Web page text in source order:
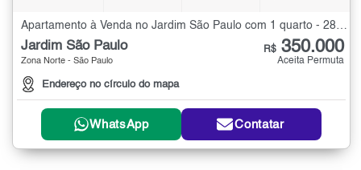
Apartamento à Venda no Jardim São Paulo com 1 quarto - 28 m²
Jardim São Paulo
Zona Norte - São Paulo
Endereço no círculo do mapa
R$ 350.000
Aceita Permuta
WhatsApp Contatar